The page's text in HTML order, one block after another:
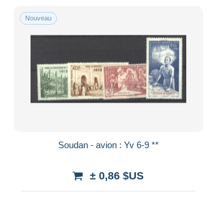
Nouveau
Soudan - avion : Yv 6-9 **
± 0,86 $US